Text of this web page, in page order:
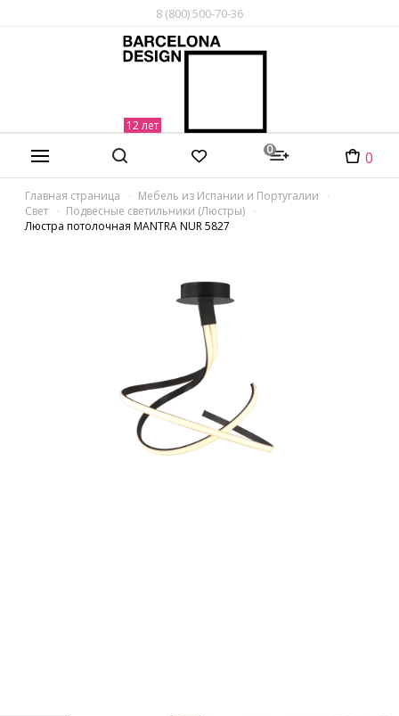
8 (800) 500-70-36
0 0
Главная страница
Мебель из Испании и Португалии
Свет
Подвесные светильники (Люстры)
Люстра потолочная MANTRA NUR 5827